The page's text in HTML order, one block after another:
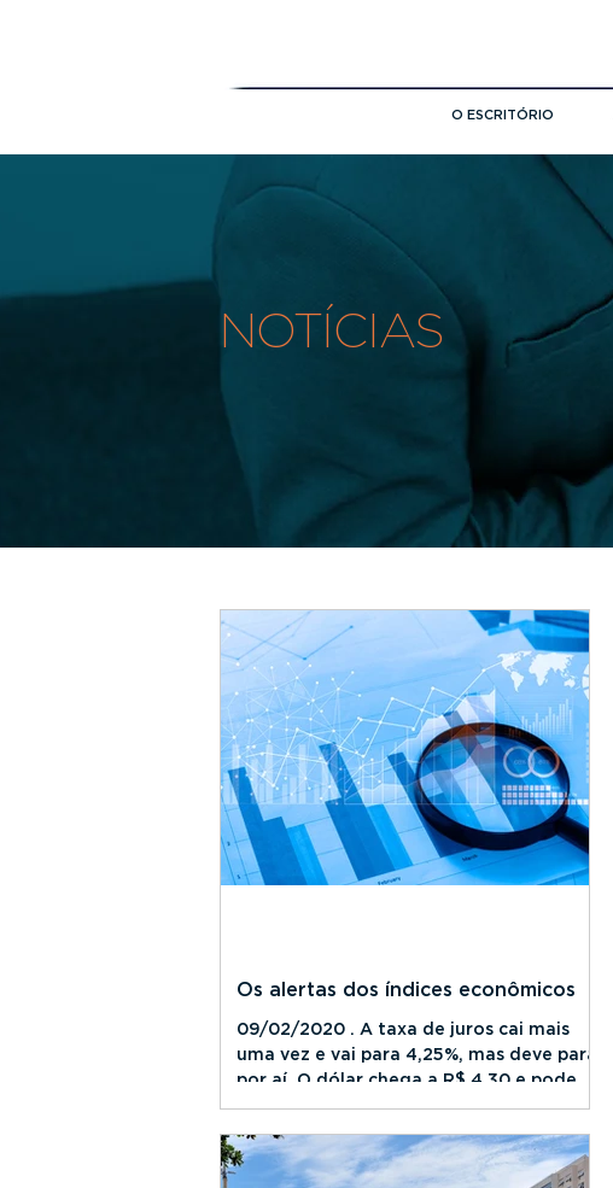
O ESCRITÓRIO
NOTÍCIAS
Os alertas dos índices econômicos
09/02/2020 . A taxa de juros cai mais
uma vez e vai para 4,25%, mas deve parar
por aí. O dólar chega a R$ 4,30 e pode